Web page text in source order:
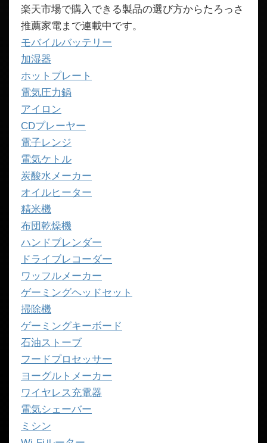
楽天市場で購入できる製品の選び方からたろっさ
推薦家電まで連載中です。
モバイルバッテリー
加湿器
ホットプレート
電気圧力鍋
アイロン
CDプレーヤー
電子レンジ
電気ケトル
炭酸水メーカー
オイルヒーター
精米機
布団乾燥機
ハンドブレンダー
ドライブレコーダー
ワッフルメーカー
ゲーミングヘッドセット
掃除機
ゲーミングキーボード
石油ストーブ
フードプロセッサー
ヨーグルトメーカー
ワイヤレス充電器
電気シェーバー
ミシン